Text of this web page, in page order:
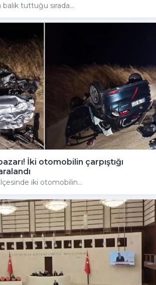
tuttuğu sırada...
İki otomobilin çarpıştığı
iki otomobilin...